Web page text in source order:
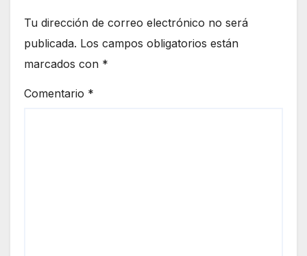
Tu dirección de correo electrónico no será
publicada. Los campos obligatorios están
marcados con *
Comentario *